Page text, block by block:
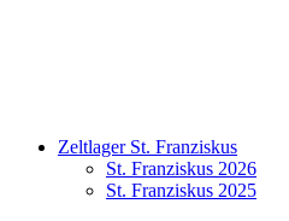
Zeltlager St. Franziskus
St. Franziskus 2026
St. Franziskus 2025